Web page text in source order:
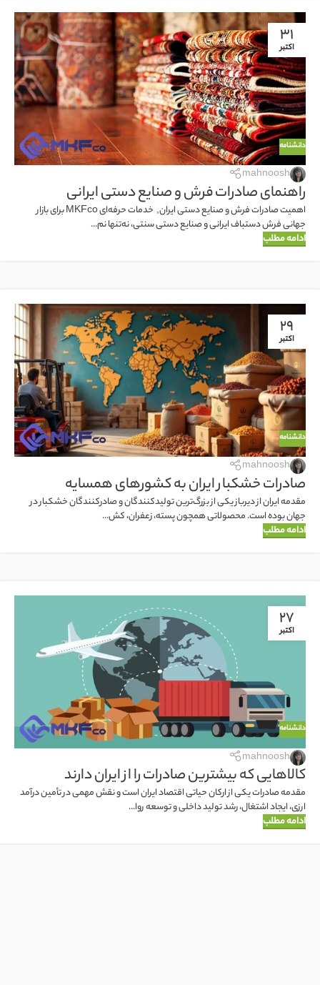
31
اکتبر
دانشنامه
mahnoosh
راهنمای صادرات فرش و صنایع دستی ایرانی
اهمیت صادرات فرش و صنایع دستی ایران, خدمات حرفه‌ای MKFco برای بازار
جهانی فرش دستباف ایرانی و صنایع دستی سنتی، نه‌تنها نم...
ادامه مطلب
29
اکتبر
دانشنامه
mahnoosh
صادرات خشکبار ایران به کشورهای همسایه
مقدمه ایران از دیرباز یکی از بزرگ‌ترین تولیدکنندگان و صادرکنندگان خشکبار در
جهان بوده است. محصولاتی همچون پسته، زعفران، کش...
ادامه مطلب
27
اکتبر
دانشنامه
mahnoosh
کالاهایی که بیشترین صادرات را از ایران دارند
مقدمه صادرات یکی از ارکان حیاتی اقتصاد ایران است و نقش مهمی در تأمین درآمد
ارزی، ایجاد اشتغال، رشد تولید داخلی و توسعه روا...
ادامه مطلب